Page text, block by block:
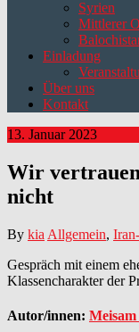
Syrien
Mittlerer
Einladung
Über uns
Kontakt
13. Januar 2023
Wir
nicht
By kia Allgemein,
Gespräch mit einem
Klassencharakter der
Autor/innen: